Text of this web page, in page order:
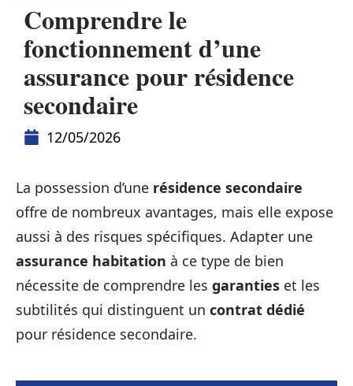
Comprendre le
fonctionnement d’une
assurance pour résidence
secondaire
12/05/2026
La possession d’une résidence secondaire
offre de nombreux avantages, mais elle expose
aussi à des risques spécifiques. Adapter une
assurance habitation à ce type de bien
nécessite de comprendre les garanties et les
subtilités qui distinguent un contrat dédié
pour résidence secondaire.